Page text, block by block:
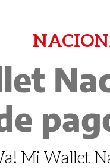
Mi Wallet